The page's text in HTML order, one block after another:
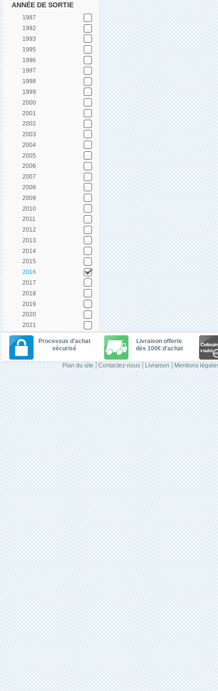
ANNÉE DE SORTIE
1987
1992
1993
1995
1996
1997
1998
1999
2000
2001
2002
2003
2004
2005
2006
2007
2008
2009
2010
2011
2012
2013
2014
2015
2016
2017
2018
2019
2020
2021
Processus d'achat
sécurisé
Livraison offerte
dès 100€ d'achat
Plan du site Contactez-nous Livraison Mentions